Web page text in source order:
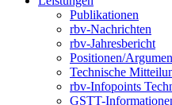
Publikationen
rbv-Nachrichten
rbv-Jahresbericht
Positionen/
Technische
rbv-Infopoints
GSTT-